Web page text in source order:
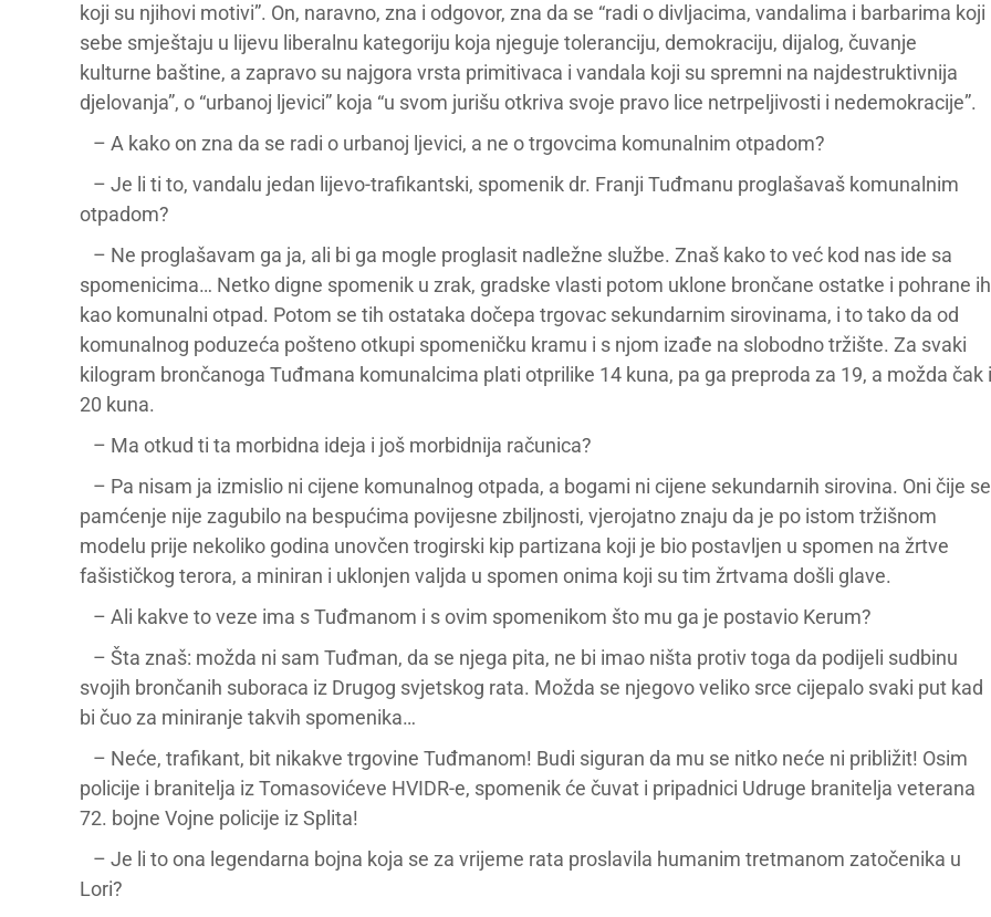
koji su njihovi motivi”. On, naravno, zna i odgovor, zna da se “radi o divljacima, vandalima i barbarima koji
sebe smještaju u lijevu liberalnu kategoriju koja njeguje toleranciju, demokraciju, dijalog, čuvanje
kulturne baštine, a zapravo su najgora vrsta primitivaca i vandala koji su spremni na najdestruktivnija
djelovanja”, o “urbanoj ljevici” koja “u svom jurišu otkriva svoje pravo lice netrpeljivosti i nedemokracije”.
– A kako on zna da se radi o urbanoj ljevici, a ne o trgovcima komunalnim otpadom?
– Je li ti to, vandalu jedan lijevo-trafikantski, spomenik dr. Franji Tuđmanu proglašavaš komunalnim
otpadom?
– Ne proglašavam ga ja, ali bi ga mogle proglasit nadležne službe. Znaš kako to već kod nas ide sa
spomenicima… Netko digne spomenik u zrak, gradske vlasti potom uklone brončane ostatke i pohrane ih
kao komunalni otpad. Potom se tih ostataka dočepa trgovac sekundarnim sirovinama, i to tako da od
komunalnog poduzeća pošteno otkupi spomeničku kramu i s njom izađe na slobodno tržište. Za svaki
kilogram brončanoga Tuđmana komunalcima plati otprilike 14 kuna, pa ga preproda za 19, a možda čak i
20 kuna.
– Ma otkud ti ta morbidna ideja i još morbidnija računica?
– Pa nisam ja izmislio ni cijene komunalnog otpada, a bogami ni cijene sekundarnih sirovina. Oni čije se
pamćenje nije zagubilo na bespućima povijesne zbiljnosti, vjerojatno znaju da je po istom tržišnom
modelu prije nekoliko godina unovčen trogirski kip partizana koji je bio postavljen u spomen na žrtve
fašističkog terora, a miniran i uklonjen valjda u spomen onima koji su tim žrtvama došli glave.
– Ali kakve to veze ima s Tuđmanom i s ovim spomenikom što mu ga je postavio Kerum?
– Šta znaš: možda ni sam Tuđman, da se njega pita, ne bi imao ništa protiv toga da podijeli sudbinu
svojih brončanih suboraca iz Drugog svjetskog rata. Možda se njegovo veliko srce cijepalo svaki put kad
bi čuo za miniranje takvih spomenika…
– Neće, trafikant, bit nikakve trgovine Tuđmanom! Budi siguran da mu se nitko neće ni približit! Osim
policije i branitelja iz Tomasovićeve HVIDR-e, spomenik će čuvat i pripadnici Udruge branitelja veterana
72. bojne Vojne policije iz Splita!
– Je li to ona legendarna bojna koja se za vrijeme rata proslavila humanim tretmanom zatočenika u
Lori?